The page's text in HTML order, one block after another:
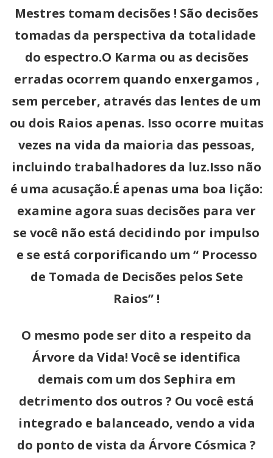
Mestres tomam decisões ! São decisões
tomadas da perspectiva da totalidade
do espectro.O Karma ou as decisões
erradas ocorrem quando enxergamos ,
sem perceber, através das lentes de um
ou dois Raios apenas. Isso ocorre muitas
vezes na vida da maioria das pessoas,
incluindo trabalhadores da luz.Isso não
é uma acusação.É apenas uma boa lição:
examine agora suas decisões para ver
se você não está decidindo por impulso
e se está corporificando um “ Processo
de Tomada de Decisões pelos Sete
Raios” !
O mesmo pode ser dito a respeito da
Árvore da Vida! Você se identifica
demais com um dos Sephira em
detrimento dos outros ? Ou você está
integrado e balanceado, vendo a vida
do ponto de vista da Árvore Cósmica ?